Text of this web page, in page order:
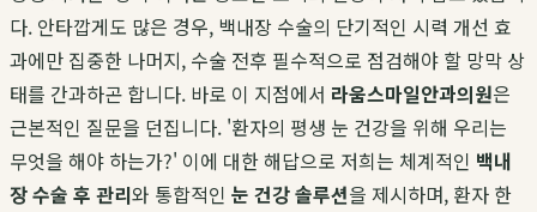
다. 안타깝게도 많은 경우, 백내장 수술의 단기적인 시력 개선 효
과에만 집중한 나머지, 수술 전후 필수적으로 점검해야 할 망막 상
태를 간과하곤 합니다. 바로 이 지점에서 라움스마일안과의원은
근본적인 질문을 던집니다. '환자의 평생 눈 건강을 위해 우리는
무엇을 해야 하는가?' 이에 대한 해답으로 저희는 체계적인 백내
장 수술 후 관리와 통합적인 눈 건강 솔루션을 제시하며, 환자 한